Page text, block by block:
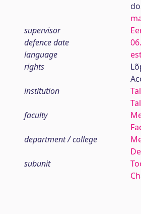
supervisor
defence date
language
rights
institution
faculty
department / college
subunit